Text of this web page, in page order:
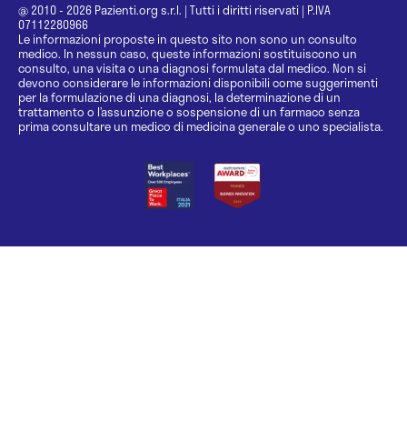
@ 2010 - 2026 Pazienti.org s.r.l. | Tutti i diritti riservati | P.IVA
07112280966
Le informazioni proposte in questo sito non sono un consulto
medico. In nessun caso, queste informazioni sostituiscono un
consulto, una visita o una diagnosi formulata dal medico. Non si
devono considerare le informazioni disponibili come suggerimenti
per la formulazione di una diagnosi, la determinazione di un
trattamento o l’assunzione o sospensione di un farmaco senza
prima consultare un medico di medicina generale o uno specialista.